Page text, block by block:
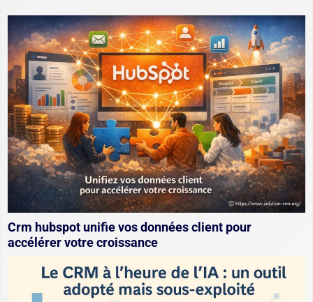
Crm hubspot unifie vos données client pour
accélérer votre croissance